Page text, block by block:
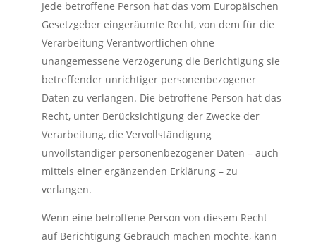
Jede betroffene Person hat das vom Europäischen
Gesetzgeber eingeräumte Recht, von dem für die
Verarbeitung Verantwortlichen ohne
unangemessene Verzögerung die Berichtigung sie
betreffender unrichtiger personenbezogener
Daten zu verlangen. Die betroffene Person hat das
Recht, unter Berücksichtigung der Zwecke der
Verarbeitung, die Vervollständigung
unvollständiger personenbezogener Daten – auch
mittels einer ergänzenden Erklärung – zu
verlangen.
Wenn eine betroffene Person von diesem Recht
auf Berichtigung Gebrauch machen möchte, kann